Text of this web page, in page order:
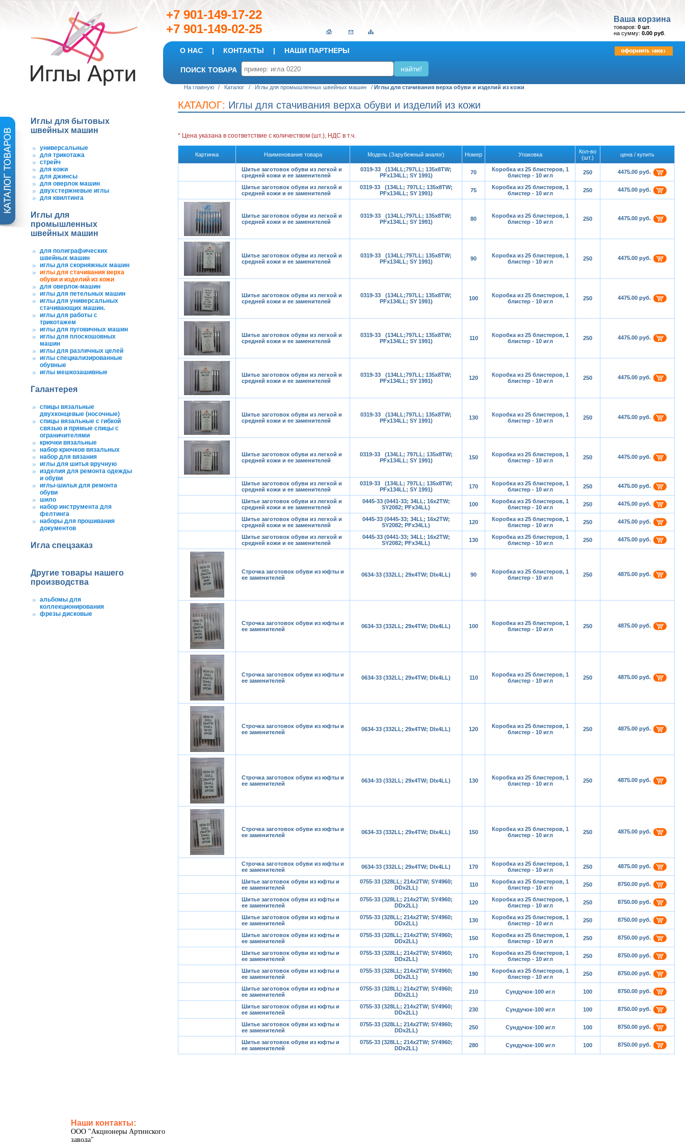
+7 901-149-17-22
+7 901-149-02-25
Ваша корзина
товаров: 0 шт
на сумму: 0.00 руб
О НАС | КОНТАКТЫ | НАШИ ПАРТНЕРЫ
ПОИСК ТОВАРА
Иглы для бытовых
швейных машин
универсальные
для трикотажа
стрейч
для кожи
для джинсы
для оверлок машин
двухстержневые иглы
для квилтинга
Иглы для
промышленных
швейных машин
для полиграфических
швейных машин
иглы для скорняжных машин
иглы для стачивания верха
обуви и изделий из кожи
для оверлок-машин
иглы для петельных машин
иглы для универсальных
стачивающих машин.
иглы для работы с
трикотажем
иглы для пуговичных машин
иглы для плоскошовных
машин
иглы для различных целей
иглы специализированные
обувные
иглы мешкозашивные
Галантерея
спицы вязальные
двухконцевые (носочные)
спицы вязальные с гибкой
связью и прямые спицы с
ограничителями
крючки вязальные
набор крючков вязальных
набор для вязания
иглы для шитья вручную
изделия для ремонта одежды
и обуви
иглы-шилья для ремонта
обуви
шило
набор инструмента для
фелтинга
наборы для прошивания
документов
Игла спецзаказ
Другие товары нашего
производства
альбомы для
коллекционирования
фрезы дисковые
На главную / Каталог / Иглы для промышленных швейных машин / Иглы для стачивания верха обуви и изделий из кожи
КАТАЛОГ: Иглы для стачивания верха обуви и изделий из кожи
* Цена указана в соответствие с количеством (шт.), НДС в т.ч.
Картинка Наименование товара Модель (Зарубежный аналог) Номер Упаковка
Кол-во
(шт.)
цена / купить
Шитье заготовок обуви из легкой и
средней кожи и ее заменителей
0319-33 (134LL;797LL; 135x8TW;
PFx134LL; SY 1991)
70
Коробка из 25 блистеров, 1
блистер - 10 игл
250 4475.00 руб.
Шитье заготовок обуви из легкой и
средней кожи и ее заменителей
0319-33 (134LL; 797LL; 135x8TW;
PFx134LL; SY 1991)
75
Коробка из 25 блистеров, 1
блистер - 10 игл
250 4475.00 руб.
Шитье заготовок обуви из легкой и
средней кожи и ее заменителей
0319-33 (134LL;797LL; 135x8TW;
PFx134LL; SY 1991)
80
Коробка из 25 блистеров, 1
блистер - 10 игл
250 4475.00 руб.
Шитье заготовок обуви из легкой и
средней кожи и ее заменителей
0319-33 (134LL;797LL; 135x8TW;
PFx134LL; SY 1991)
90
Коробка из 25 блистеров, 1
блистер - 10 игл
250 4475.00 руб.
Шитье заготовок обуви из легкой и
средней кожи и ее заменителей
0319-33 (134LL;797LL; 135x8TW;
PFx134LL; SY 1991)
100
Коробка из 25 блистеров, 1
блистер - 10 игл
250 4475.00 руб.
Шитье заготовок обуви из легкой и
средней кожи и ее заменителей
0319-33 (134LL;797LL; 135x8TW;
PFx134LL; SY 1991)
110
Коробка из 25 блистеров, 1
блистер - 10 игл
250 4475.00 руб.
Шитье заготовок обуви из легкой и
средней кожи и ее заменителей
0319-33 (134LL;797LL; 135x8TW;
PFx134LL; SY 1991)
120
Коробка из 25 блистеров, 1
блистер - 10 игл
250 4475.00 руб.
Шитье заготовок обуви из легкой и
средней кожи и ее заменителей
0319-33 (134LL;797LL; 135x8TW;
PFx134LL; SY 1991)
130
Коробка из 25 блистеров, 1
блистер - 10 игл
250 4475.00 руб.
Шитье заготовок обуви из легкой и
средней кожи и ее заменителей
0319-33 (134LL; 797LL; 135x8TW;
PFx134LL; SY 1991)
150
Коробка из 25 блистеров, 1
блистер - 10 игл
250 4475.00 руб.
Шитье заготовок обуви из легкой и
средней кожи и ее заменителей
0319-33 (134LL; 797LL; 135x8TW;
PFx134LL; SY 1991)
170
Коробка из 25 блистеров, 1
блистер - 10 игл
250 4475.00 руб.
Шитье заготовок обуви из легкой и
средней кожи и ее заменителей
0445-33 (0441-33; 34LL; 16x2TW;
SY2082; PFx34LL)
100
Коробка из 25 блистеров, 1
блистер - 10 игл
250 4475.00 руб.
Шитье заготовок обуви из легкой и
средней кожи и ее заменителей
0445-33 (0445-33; 34LL; 16x2TW;
SY2082; PFx34LL)
120
Коробка из 25 блистеров, 1
блистер - 10 игл
250 4475.00 руб.
Шитье заготовок обуви из легкой и
средней кожи и ее заменителей
0445-33 (0441-33; 34LL; 16x2TW;
SY2082; PFx34LL)
130
Коробка из 25 блистеров, 1
блистер - 10 игл
250 4475.00 руб.
Строчка заготовок обуви из юфты и
ее заменителей
0634-33 (332LL; 29x4TW; DIx4LL) 90
Коробка из 25 блистеров, 1
блистер - 10 игл
250 4875.00 руб.
Строчка заготовок обуви из юфты и
ее заменителей
0634-33 (332LL; 29x4TW; DIx4LL) 100
Коробка из 25 блистеров, 1
блистер - 10 игл
250 4875.00 руб.
Строчка заготовок обуви из юфты и
ее заменителей
0634-33 (332LL; 29x4TW; DIx4LL) 110
Коробка из 25 блистеров, 1
блистер - 10 игл
250 4875.00 руб.
Строчка заготовок обуви из юфты и
ее заменителей
0634-33 (332LL; 29x4TW; DIx4LL) 120
Коробка из 25 блистеров, 1
блистер - 10 игл
250 4875.00 руб.
Строчка заготовок обуви из юфты и
ее заменителей
0634-33 (332LL; 29x4TW; DIx4LL) 130
Коробка из 25 блистеров, 1
блистер - 10 игл
250 4875.00 руб.
Строчка заготовок обуви из юфты и
ее заменителей
0634-33 (332LL; 29x4TW; DIx4LL) 150
Коробка из 25 блистеров, 1
блистер - 10 игл
250 4875.00 руб.
Строчка заготовок обуви из юфты и
ее заменителей
0634-33 (332LL; 29x4TW; DIx4LL) 170
Коробка из 25 блистеров, 1
блистер - 10 игл
250 4875.00 руб.
Шитье заготовок обуви из юфты и
ее заменителей
0755-33 (328LL; 214x2TW; SY4960;
DDx2LL)
110
Коробка из 25 блистеров, 1
блистер - 10 игл
250 8750.00 руб.
Шитье заготовок обуви из юфты и
ее заменителей
0755-33 (328LL; 214x2TW; SY4960;
DDx2LL)
120
Коробка из 25 блистеров, 1
блистер - 10 игл
250 8750.00 руб.
Шитье заготовок обуви из юфты и
ее заменителей
0755-33 (328LL; 214x2TW; SY4960;
DDx2LL)
130
Коробка из 25 блистеров, 1
блистер - 10 игл
250 8750.00 руб.
Шитье заготовок обуви из юфты и
ее заменителей
0755-33 (328LL; 214x2TW; SY4960;
DDx2LL)
150
Коробка из 25 блистеров, 1
блистер - 10 игл
250 8750.00 руб.
Шитье заготовок обуви из юфты и
ее заменителей
0755-33 (328LL; 214x2TW; SY4960;
DDx2LL)
170
Коробка из 25 блистеров, 1
блистер - 10 игл
250 8750.00 руб.
Шитье заготовок обуви из юфты и
ее заменителей
0755-33 (328LL; 214x2TW; SY4960;
DDx2LL)
190
Коробка из 25 блистеров, 1
блистер - 10 игл
250 8750.00 руб.
Шитье заготовок обуви из юфты и
ее заменителей
0755-33 (328LL; 214x2TW; SY4960;
DDx2LL)
210 Сундучок-100 игл 100 8750.00 руб.
Шитье заготовок обуви из юфты и
ее заменителей
0755-33 (328LL; 214x2TW; SY4960;
DDx2LL)
230 Сундучок-100 игл 100 8750.00 руб.
Шитье заготовок обуви из юфты и
ее заменителей
0755-33 (328LL; 214x2TW; SY4960;
DDx2LL)
250 Сундучок-100 игл 100 8750.00 руб.
Шитье заготовок обуви из юфты и
ее заменителей
0755-33 (328LL; 214x2TW; SY4960;
DDx2LL)
280 Сундучок-100 игл 100 8750.00 руб.
Наши контакты:
ООО "Акционеры Артинского
завода"